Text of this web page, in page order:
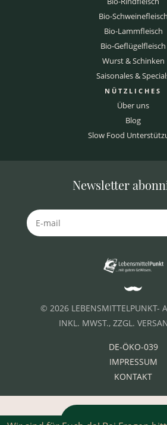
Bio-Schweinefleisch
Bio-Lammfleisch
Bio-Geflügelfleisch
Wurst & Schinken
Saisonales &
NÜTZLICHES
Über uns
Blog
Slow Food
Newsletter
© 2026 LEBENSMITTELPUNKT-
INKL. MWST., ZZGL.
DE-ÖKO-039
IMPRESSUM
KONTAKT
VERTRAG